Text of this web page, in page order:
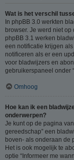
Wat is het verschil
In phpBB 3.0 werkten
browser. Je werd niet
phpBB 3.1 werken
een notificatie krijgen
notificeren als er een
voor bladwijzers en
gebruikerspaneel onder
Omhoog
Hoe kan ik een
onderwerpen?
Je kunt op de pagina
gereedschap” een
boven- als onderaan de
Het is ook mogelijk te
optie “Informeer me